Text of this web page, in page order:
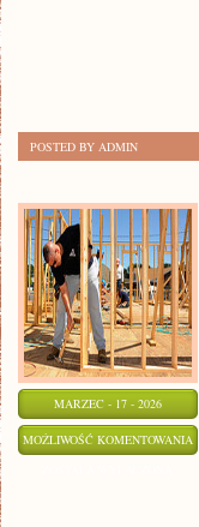
POSTED BY ADMIN
MARZEC - 17 - 2026
MOŻLIWOŚĆ KOMENTOWANIA